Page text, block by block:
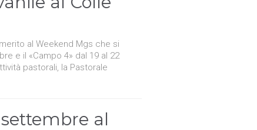
al Weekend Mgs che si
e il «Campo 4» dal 19 al 22
pastorali, la Pastorale
settembre al